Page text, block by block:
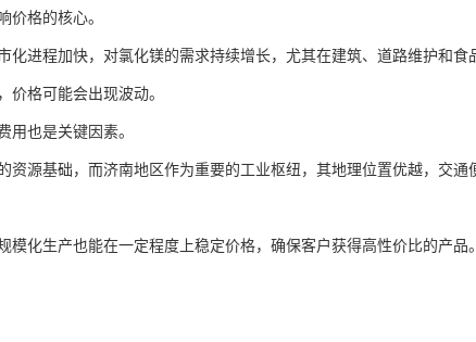
价格的核心。
化进程加快，对氯化镁的需求持续增长，尤其在建筑、道路维护和食
价格可能会出现波动。
用也是关键因素。
资源基础，而济南地区作为重要的工业枢纽，其地理位置优越，交
模化生产也能在一定程度上稳定价格，确保客户获得高性价比的产品。